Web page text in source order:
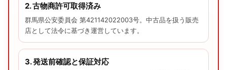
2. 古物商許可取得済み
群馬県公安委員会 第421142022003号。中古品を扱う販売
店として法令に基づき運営しています。
3. 発送前確認と保証対応